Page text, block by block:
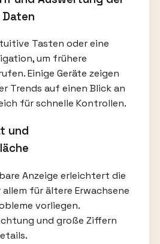
Tasten oder eine
um frühere
Einige Geräte zeigen
Trends auf einen Blick an
für schnelle Kontrollen.
und
Anzeige erleichtert die
für ältere Erwachsene
vorliegen.
und große Ziffern